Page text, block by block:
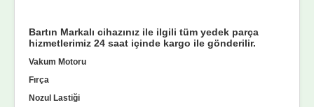
Bartın Markalı cihazınız ile ilgili tüm yedek parça
hizmetlerimiz 24 saat içinde kargo ile gönderilir.
Vakum Motoru
Fırça
Nozul Lastiği